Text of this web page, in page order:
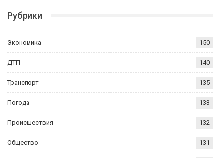
Рубрики
Экономика 150
ДТП 140
Транспорт 135
Погода 133
Происшествия 132
Общество 131